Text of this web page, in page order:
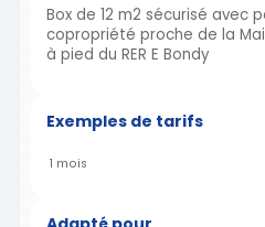
Box de 12 m2 sécurisé avec
copropriété proche de la
à pied du RER E Bondy
Exemples de tarifs
1 mois